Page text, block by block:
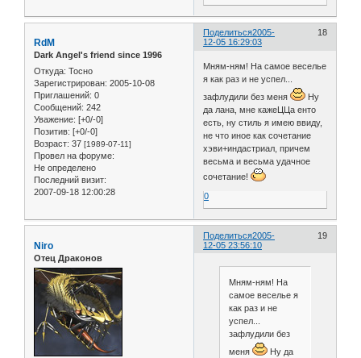
Поделиться 18
2005-
12-05 16:29:03
RdM
Dark Angel's friend since 1996
Откуда: Тосно
Зарегистрирован: 2005-10-08
Приглашений: 0
Сообщений: 242
Уважение: [+0/-0]
Позитив: [+0/-0]
Возраст: 37 [1989-07-11]
Провел на форуме:
Не определено
Последний визит:
2007-09-18 12:00:28
Мням-ням! На самое веселье
я как раз и не успел...
зафлудили без меня
Ну
да лана, мне кажеЦЦа енто
есть, ну стиль я имею ввиду,
не что иное как сочетание
хэви+индастриал, причем
весьма и весьма удачное
сочетание!
0
Поделиться 19
2005-
12-05 23:56:10
Niro
Отец Драконов
Мням-ням! На
самое веселье я
как раз и не
успел...
зафлудили без
меня
Ну да